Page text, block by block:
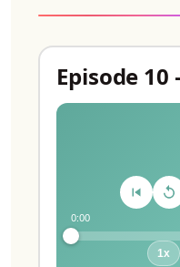
Episode 10
0:00
1x